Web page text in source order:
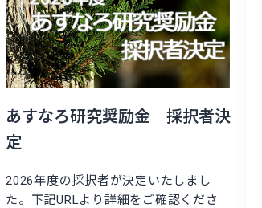
あすなろ研究奨励金 採択者決
定
2026年度の採択者が決定いたしまし
た。下記URLより詳細をご確認くださ